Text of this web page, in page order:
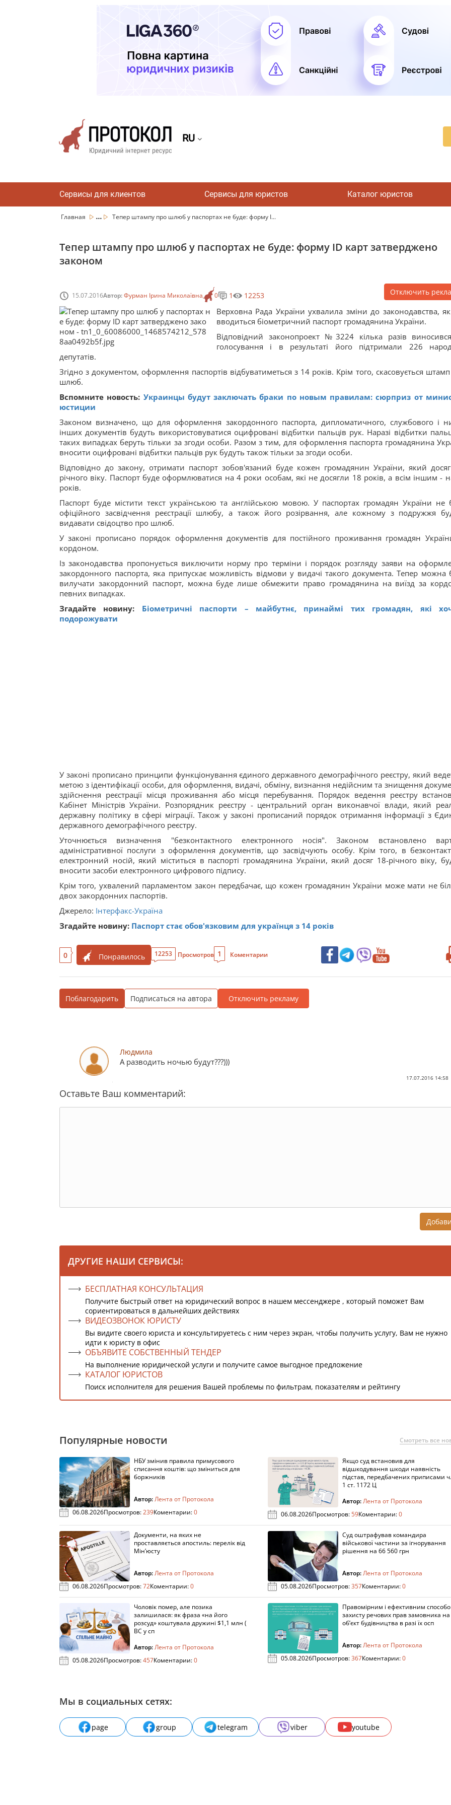
RU
Сервисы для клиентов Сервисы для юристов Каталог юристов
Главная ... Тепер штампу про шлюб у паспортах не буде: форму I...
Тепер штампу про шлюб у паспортах не буде: форму ID карт затверджено
законом
15.07.2016Автор:Фурман Ірина Миколаївна 0 1 12253 Отключить
Верховна Рада України ухвалила зміни до законодавства,
вводиться біометричний паспорт громадянина України.
Відповідний законопроект №3224 кілька разів
голосування і в результаті його підтримали 226
депутатів.
Згідно з документом, оформлення паспортів відбуватиметься з 14 років. Крім того, скасовується
шлюб.
Вспомните новость: Украинцы будут заключать браки по новым правилам: сюрприз от
юстиции
Законом визначено, що для оформлення закордонного паспорта, дипломатичного, службового і
інших документів будуть використовуватися оцифровані відбитки пальців рук. Наразі відбитки
таких випадках беруть тільки за згоди особи. Разом з тим, для оформлення паспорта громадянина
вносити оцифровані відбитки пальців рук будуть також тільки за згоди особи.
Відповідно до закону, отримати паспорт зобов'язаний буде кожен громадянин України, який
річного віку. Паспорт буде оформлюватися на 4 роки особам, які не досягли 18 років, а всім іншим -
років.
Паспорт буде містити текст українською та англійською мовою. У паспортах громадян України не
офіційного засвідчення реєстрації шлюбу, а також його розірвання, але кожному з подружжя
видавати свідоцтво про шлюб.
У законі прописано порядок оформлення документів для постійного проживання громадян
кордоном.
Із законодавства пропонується виключити норму про терміни і порядок розгляду заяви на
закордонного паспорта, яка припускає можливість відмови у видачі такого документа. Тепер можна
вилучати закордонний паспорт, можна буде лише обмежити право громадянина на виїзд за
певних випадках.
Згадайте новину: Біометричні паспорти – майбутнє, принаймі тих громадян, які
подорожувати
У законі прописано принципи функціонування єдиного державного демографічного реєстру, який
метою з ідентифікації особи, для оформлення, видачі, обміну, визнання недійсним та знищення
здійснення реєстрації місця проживання або місця перебування. Порядок ведення реєстру
Кабінет Міністрів України. Розпорядник реєстру - центральний орган виконавчої влади, який
державну політику в сфері міграції. Також у законі прописаний порядок отримання інформації з
державного демографічного реєстру.
Уточнюється визначення "безконтактного електронного носія". Законом встановлено
адміністративної послуги з оформлення документів, що засвідчують особу. Крім того, в
електронний носій, який міститься в паспорті громадянина України, який досяг 18-річного віку,
вносити засоби електронного цифрового підпису.
Крім того, ухвалений парламентом закон передбачає, що кожен громадянин України може мати не
двох закордонних паспортів.
Джерело: Інтерфакс-Україна
Згадайте новину: Паспорт стає обов'язковим для українця з 14 років
0 Понравилось 12253 Просмотров 1 Коментарии
Поблагодарить Подписаться на автора Отключить рекламу
Людмила
А разводить ночью будут???)))
17.07.2016 14:58
Оставьте Ваш комментарий:
ДРУГИЕ НАШИ СЕРВИСЫ:
БЕСПЛАТНАЯ КОНСУЛЬТАЦИЯ
Получите быстрый ответ на юридический вопрос в нашем мессенджере , который поможет Вам
сориентироваться в дальнейших действиях
ВИДЕОЗВОНОК ЮРИСТУ
Вы видите своего юриста и консультируетесь с ним через экран, чтобы получить услугу, Вам не нужно
идти к юристу в офис
ОБЪЯВИТЕ СОБСТВЕННЫЙ ТЕНДЕР
На выполнение юридической услуги и получите самое выгодное предложение
КАТАЛОГ ЮРИСТОВ
Поиск исполнителя для решения Вашей проблемы по фильтрам, показателям и рейтингу
Популярные новости Смотреть все
НБУ змінив правила примусового
списання коштів: що зміниться для
боржників
Автор:Лента от Протокола
06.08.2026Просмотров:239Коментарии:0
Якщо суд встановив для
відшкодування шкоди наявність
підстав, передбачених приписами ч.
1 ст. 1172 Ц
Автор:Лента от Протокола
06.08.2026Просмотров:59Коментарии:0
Документи, на яких не
проставляється апостиль: перелік від
Мін’юсту
Автор:Лента от Протокола
06.08.2026Просмотров:72Коментарии:0
Суд оштрафував командира
військової частини за ігнорування
рішення на 66 560 грн
Автор:Лента от Протокола
05.08.2026Просмотров:357Коментарии:0
Чоловік помер, але позика
залишилася: як фраза «на його
розсуд» коштувала дружині $1,1 млн (
ВС у сп
Автор:Лента от Протокола
05.08.2026Просмотров:457Коментарии:0
Правомірним і ефективним
захисту речових прав замовника на
об’єкт будівництва в разі їх осп
Автор:Лента от Протокола
05.08.2026Просмотров:367Коментарии:0
Мы в социальных сетях:
page group telegram viber youtube